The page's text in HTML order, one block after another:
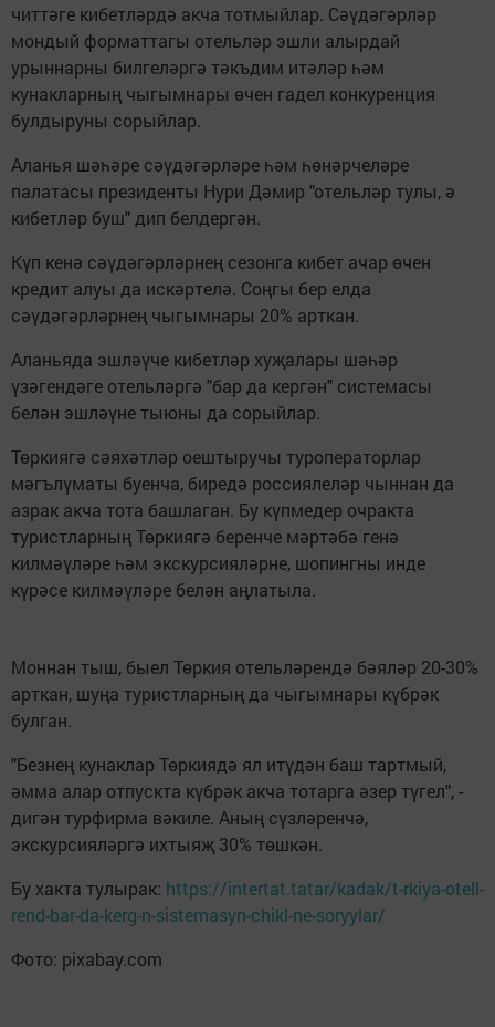
читтәге кибетләрдә акча тотмыйлар. Сәүдәгәрләр
мондый форматтагы отельләр эшли алырдай
урыннарны билгеләргә тәкъдим итәләр һәм
кунакларның чыгымнары өчен гадел конкуренция
булдыруны сорыйлар.
Аланья шәһәре сәүдәгәрләре һәм һөнәрчеләре
палатасы президенты Нури Дәмир "отельләр тулы, ә
кибетләр буш" дип белдергән.
Күп кенә сәүдәгәрләрнең сезонга кибет ачар өчен
кредит алуы да искәртелә. Соңгы бер елда
сәүдәгәрләрнең чыгымнары 20% арткан.
Аланьяда эшләүче кибетләр хуҗалары шәһәр
үзәгендәге отельләргә "бар да кергән" системасы
белән эшләүне тыюны да сорыйлар.
Төркиягә сәяхәтләр оештыручы туроператорлар
мәгълүматы буенча, биредә россиялеләр чыннан да
азрак акча тота башлаган. Бу күпмедер очракта
туристларның Төркиягә беренче мәртәбә генә
килмәүләре һәм экскурсияләрне, шопингны инде
күрәсе килмәүләре белән аңлатыла.
Моннан тыш, быел Төркия отельләрендә бәяләр 20-30%
арткан, шуңа туристларның да чыгымнары күбрәк
булган.
"Безнең кунаклар Төркиядә ял итүдән баш тартмый,
әмма алар отпускта күбрәк акча тотарга әзер түгел", -
дигән турфирма вәкиле. Аның сүзләренчә,
экскурсияләргә ихтыяҗ 30% төшкән.
Бу хакта тулырак: https://intertat.tatar/kadak/t-rkiya-otell-
rend-bar-da-kerg-n-sistemasyn-chikl-ne-soryylar/
Фото: pixabay.com